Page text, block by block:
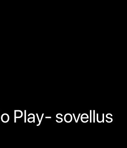
Play- sovellus